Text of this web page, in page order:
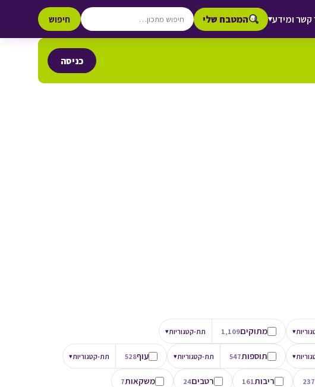
קשר ומידע▾ המטבח שלי חיפוש
כניסה
▾ מתוקים1,109 תת-קטגוריות▾
▾ תוספות547 תת-קטגוריות▾ עוף528 תת-קטגוריות▾
237 ריבות161 רטבים24 משקאות7